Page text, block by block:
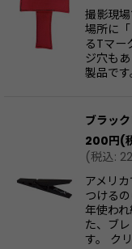
撮影現
場所に
るTマー
ジ穴も
製品で
ブラッ
200円(
(税込:
アメリ
つける
年使わ
た、ブ
す。 ク